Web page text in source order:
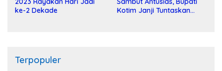
ke-2 Dekade
Kotim Janji Tuntaskan
Terpopuler